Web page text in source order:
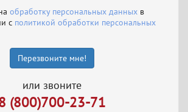
обработку персональных данных в
с политикой обработки персональных
Перезвоните мне!
или звоните
(800)700-23-71